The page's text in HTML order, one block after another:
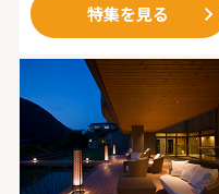
特集を見る